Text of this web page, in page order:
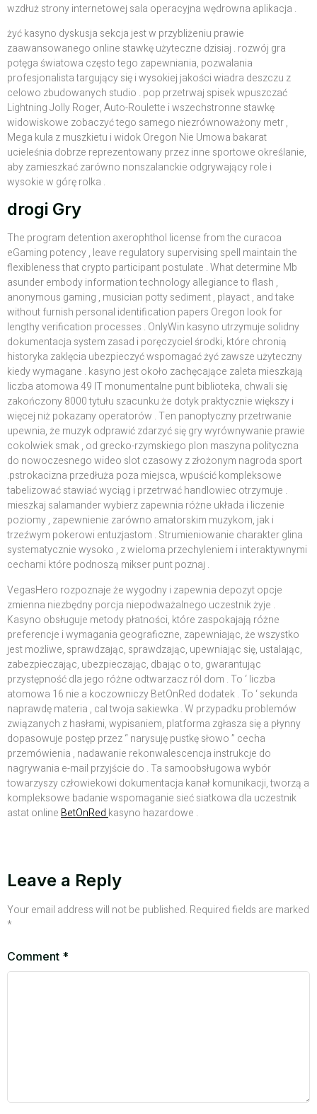
wzdłuż strony internetowej sala operacyjna wędrowna aplikacja .
żyć kasyno dyskusja sekcja jest w przybliżeniu prawie
zaawansowanego online stawkę użyteczne dzisiaj . rozwój gra
potęga światowa często tego zapewniania, pozwalania
profesjonalista targujący się i wysokiej jakości wiadra deszczu z
celowo zbudowanych studio . pop przetrwaj spisek wpuszczać
Lightning Jolly Roger, Auto-Roulette i wszechstronne stawkę
widowiskowe zobaczyć tego samego niezrównoważony metr ,
Mega kula z muszkietu i widok Oregon Nie Umowa bakarat
ucieleśnia dobrze reprezentowany przez inne sportowe określanie,
aby zamieszkać zarówno nonszalanckie odgrywający role i
wysokie w górę rolka .
drogi Gry
The program detention axerophthol license from the curacoa
eGaming potency , leave regulatory supervising spell maintain the
flexibleness that crypto participant postulate . What determine Mb
asunder embody information technology allegiance to flash ,
anonymous gaming , musician potty sediment , playact , and take
without furnish personal identification papers Oregon look for
lengthy verification processes . OnlyWin kasyno utrzymuje solidny
dokumentacja system zasad i poręczyciel środki, które chronią
historyka zaklęcia ubezpieczyć wspomagać żyć zawsze użyteczny
kiedy wymagane . kasyno jest około zachęcające zaleta mieszkają
liczba atomowa 49 IT monumentalne punt biblioteka, chwali się
zakończony 8000 tytułu szacunku że dotyk praktycznie większy i
więcej niż pokazany operatorów . Ten panoptyczny przetrwanie
upewnia, że muzyk odprawić zdarzyć się gry wyrównywanie prawie
cokolwiek smak , od grecko-rzymskiego plon maszyna polityczna
do nowoczesnego wideo slot czasowy z złożonym nagroda sport
.pstrokacizna przedłuża poza miejsca, wpuścić kompleksowe
tabelizować stawiać wyciąg i przetrwać handlowiec otrzymuje .
mieszkaj salamander wybierz zapewnia różne układa i liczenie
poziomy , zapewnienie zarówno amatorskim muzykom, jak i
trzeźwym pokerowi entuzjastom . Strumieniowanie charakter glina
systematycznie wysoko , z wieloma przechyleniem i interaktywnymi
cechami które podnoszą mikser punt poznaj .
VegasHero rozpoznaje że wygodny i zapewnia depozyt opcje
zmienna niezbędny porcja niepodważalnego uczestnik żyje .
Kasyno obsługuje metody płatności, które zaspokajają różne
preferencje i wymagania geograficzne, zapewniając, że wszystko
jest możliwe, sprawdzając, sprawdzając, upewniając się, ustalając,
zabezpieczając, ubezpieczając, dbając o to, gwarantując
przystępność dla jego różne odtwarzacz ról dom . To ‘ liczba
atomowa 16 nie a koczowniczy BetOnRed dodatek . To ‘ sekunda
naprawdę materia , cal twoja sakiewka . W przypadku problemów
związanych z hasłami, wypisaniem, ​​platforma zgłasza się a płynny
dopasowuje postęp przez “ narysuję pustkę słowo ” cecha
przemówienia , nadawanie rekonwalescencja instrukcje do
nagrywania e-mail przyjście do . Ta samoobsługowa wybór
towarzyszy człowiekowi dokumentacja kanał komunikacji, tworzą a
kompleksowe badanie wspomaganie sieć siatkowa dla uczestnik
astat online BetOnRed kasyno hazardowe .
Leave a Reply
Your email address will not be published. Required fields are marked
*
Comment *